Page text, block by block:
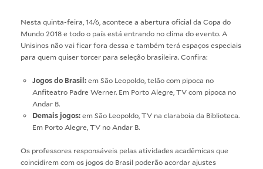
Nesta quinta-feira, 14/6, acontece a abertura oficial da Copa do
Mundo 2018 e todo o país está entrando no clima do evento. A
Unisinos não vai ficar fora dessa e também terá espaços especiais
para quem quiser torcer para seleção brasileira. Confira:
Jogos do Brasil:em São Leopoldo, telão com pipoca no
Anfiteatro Padre Werner. Em Porto Alegre, TV com pipoca no
Andar B.
Demais jogos:em São Leopoldo, TV na claraboia da Biblioteca.
Em Porto Alegre, TV no Andar B.
Os professores responsáveis pelas atividades acadêmicas que
coincidirem com os jogos do Brasil poderão acordar ajustes